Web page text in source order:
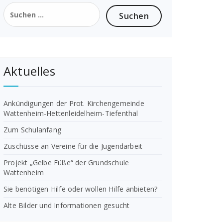
Suchen
nach:
Aktuelles
Ankündigungen der Prot. Kirchengemeinde
Wattenheim-Hettenleidelheim-Tiefenthal
Zum Schulanfang
Zuschüsse an Vereine für die Jugendarbeit
Projekt „Gelbe Füße“ der Grundschule
Wattenheim
Sie benötigen Hilfe oder wollen Hilfe anbieten?
Alte Bilder und Informationen gesucht